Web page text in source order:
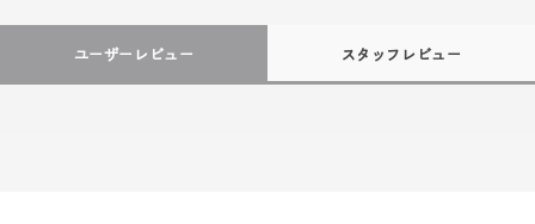
ユーザーレビュー スタッフレビュー